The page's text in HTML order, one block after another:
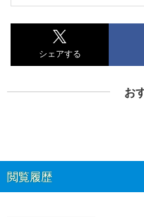
シェアする
お
閲覧履歴